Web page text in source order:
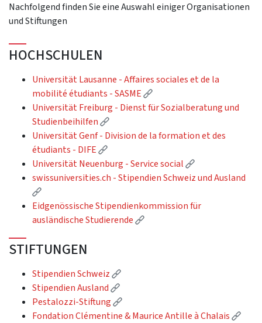
Nachfolgend finden Sie eine Auswahl einiger Organisationen
und Stiftungen
HOCHSCHULEN
Universität Lausanne - Affaires sociales et de la
mobilité étudiants - SASME
(Externer Link)
Universität Freiburg - Dienst für Sozialberatung und
Studienbeihilfen
(Externer Link)
Universität Genf - Division de la formation et des
étudiants - DIFE
(Externer Link)
Universität Neuenburg - Service social
(Externer Link)
swissuniversities.ch - Stipendien Schweiz und Ausland
(Externer Link)
Eidgenössische Stipendienkommission für
ausländische Studierende
(Externer Link)
STIFTUNGEN
Stipendien Schweiz
(Externer Link)
Stipendien Ausland
(Externer Link)
Pestalozzi-Stiftung
(Externer Link)
Fondation Clémentine & Maurice Antille à Chalais